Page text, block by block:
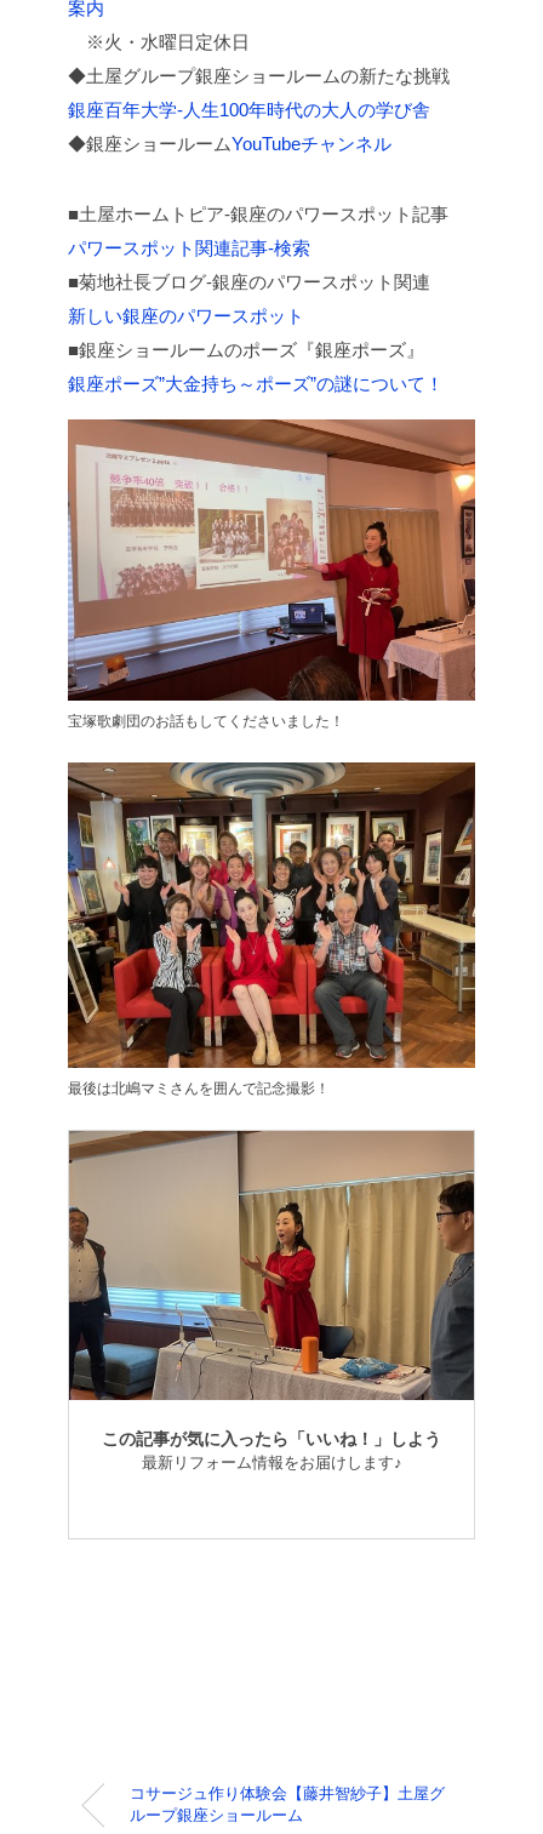
案内
※火・水曜日定休日
◆土屋グループ銀座ショールームの新たな挑戦
銀座百年大学-人生100年時代の大人の学び舎
◆銀座ショールームYouTubeチャンネル
■土屋ホームトピア-銀座のパワースポット記事
パワースポット関連記事-検索
■菊地社長ブログ-銀座のパワースポット関連
新しい銀座のパワースポット
■銀座ショールームのポーズ『銀座ポーズ』
銀座ポーズ”大金持ち～ポーズ”の謎について！
宝塚歌劇団のお話もしてくださいました！
最後は北嶋マミさんを囲んで記念撮影！
この記事が気に入ったら「いいね！」しよう
最新リフォーム情報をお届けします♪
コサージュ作り体験会【藤井智紗子】土屋グ
ループ銀座ショールーム